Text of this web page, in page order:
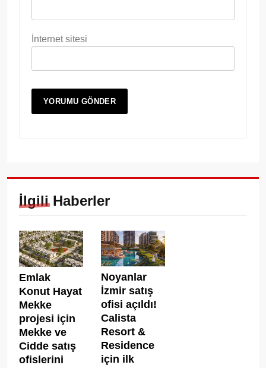
İnternet sitesi
İlgili Haberler
Emlak
Konut Hayat
Mekke
projesi için
Mekke ve
Cidde satış
ofislerini
Noyanlar
İzmir satış
ofisi açıldı!
Calista
Resort &
Residence
için ilk